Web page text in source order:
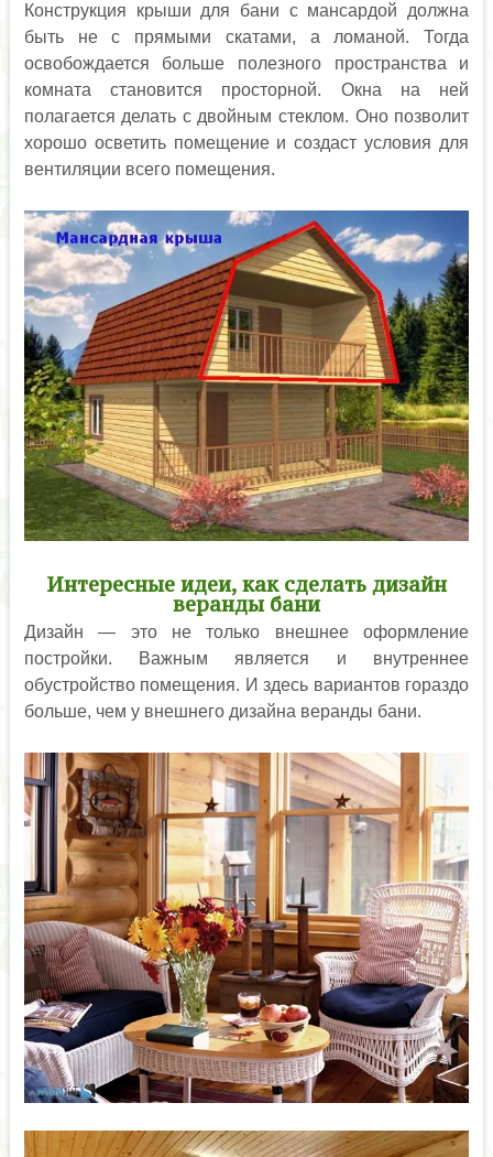
Конструкция крыши для бани с мансардой должна
быть не с прямыми скатами, а ломаной. Тогда
освобождается больше полезного пространства и
комната становится просторной. Окна на ней
полагается делать с двойным стеклом. Оно позволит
хорошо осветить помещение и создаст условия для
вентиляции всего помещения.
Интересные идеи, как сделать дизайн
веранды бани
Дизайн — это не только внешнее оформление
постройки. Важным является и внутреннее
обустройство помещения. И здесь вариантов гораздо
больше, чем у внешнего дизайна веранды бани.